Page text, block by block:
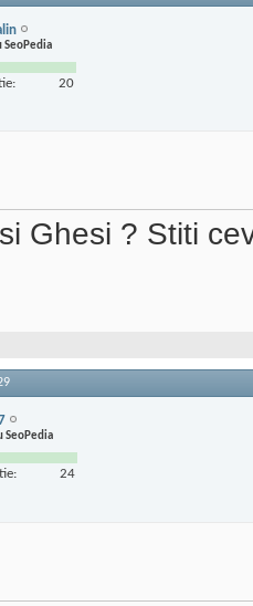
SeoPedia
20
Ghesi ? Stiti
SeoPedia
24